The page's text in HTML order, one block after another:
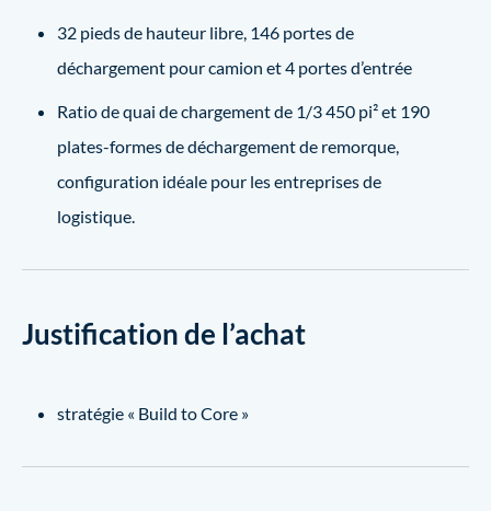
32 pieds de hauteur libre, 146 portes de
déchargement pour camion et 4 portes d’entrée
Ratio de quai de chargement de 1/3 450 pi² et 190
plates-formes de déchargement de remorque,
configuration idéale pour les entreprises de
logistique.
Justification de l’achat
stratégie « Build to Core »